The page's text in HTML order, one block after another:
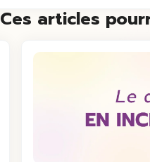
Ces articles